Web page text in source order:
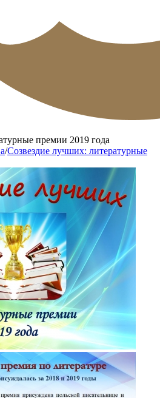
премии 2019 года
/Созвездие лучших: литературные